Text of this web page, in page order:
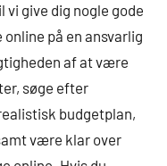
give dig nogle gode
på en ansvarlig
af at være
søge efter
budgetplan,
være klar over